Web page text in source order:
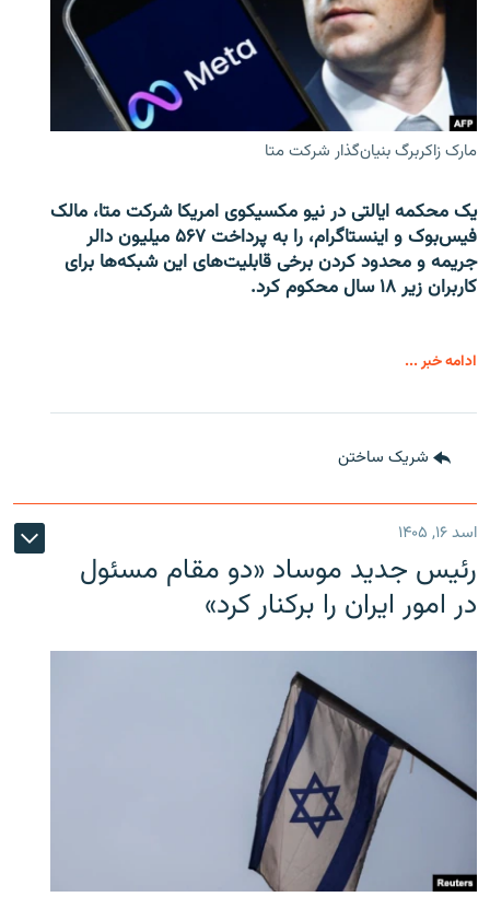
مارک زاکربرگ بنیان‌گذار شرکت متا
یک محکمه ایالتی در نیو مکسیکوی امریکا شرکت متا، مالک
فیس‌بوک و اینستاگرام، را به پرداخت ۵۶۷ میلیون دالر
جریمه و محدود کردن برخی قابلیت‌های این شبکه‌ها برای
کاربران زیر ۱۸ سال محکوم کرد.
ادامه خبر ...
شریک ساختن
اسد ۱۶, ۱۴۰۵
رئیس جدید موساد «دو مقام مسئول
در امور ایران را برکنار کرد»